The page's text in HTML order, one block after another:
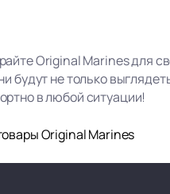
Original Marines для
будут не только
в любой ситуации!
Original Marines